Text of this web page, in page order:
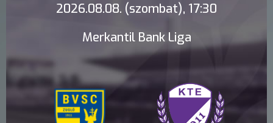
2026.08.08. (szombat), 17:30
Merkantil Bank Liga